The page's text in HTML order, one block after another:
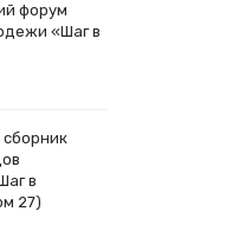
форум
«Шаг в
в
27)